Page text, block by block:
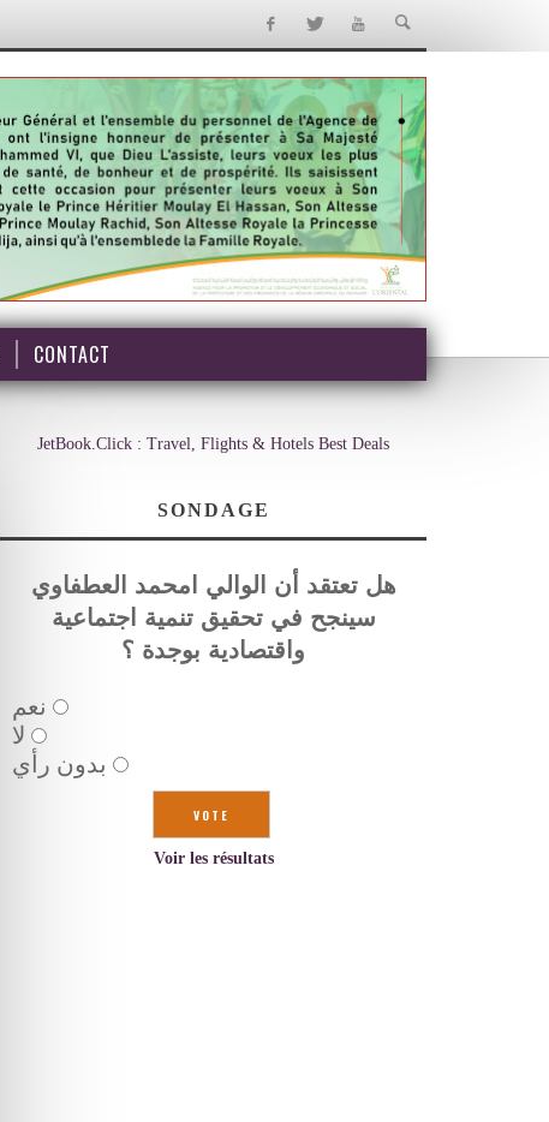
CONTACT
JetBook.Click : Travel, Flights & Hotels Best Deals
SONDAGE
هل تعتقد أن الوالي امحمد العطفاوي
سينجح في تحقيق تنمية اجتماعية
واقتصادية بوجدة ؟
نعم
لا
بدون رأي
Voir les résultats